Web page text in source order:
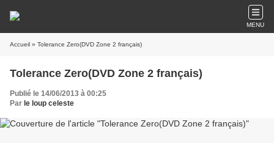
MENU
Accueil » Tolerance Zero(DVD Zone 2 français)
Tolerance Zero(DVD Zone 2 français)
Publié le 14/06/2013 à 00:25
Par le loup celeste